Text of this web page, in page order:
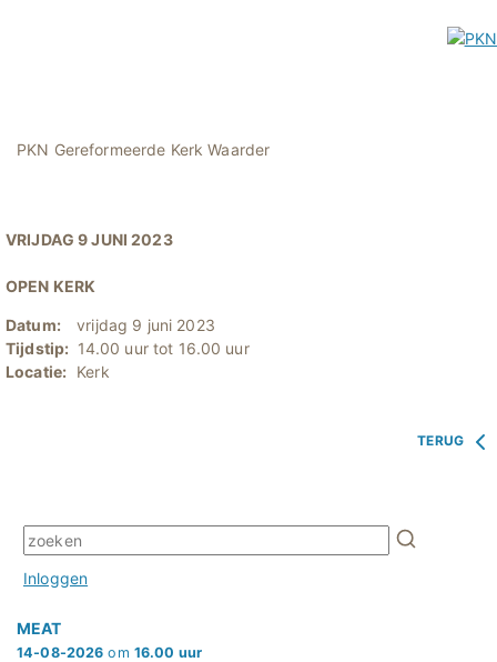
PKN Gereformeerde Kerk Waarder
VRIJDAG 9 JUNI 2023
OPEN KERK
Datum:
vrijdag 9 juni 2023
Tijdstip: 14.00 uur tot 16.00 uur
Locatie: Kerk
TERUG
Inloggen
MEAT
14-08-2026 om 16.00 uur